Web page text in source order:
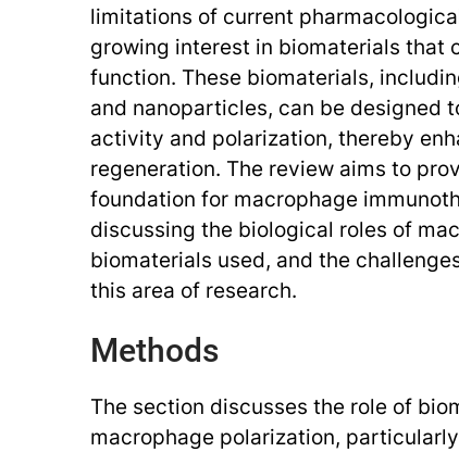
limitations of current
growing interest in biomaterials that
function. These biomaterials,
and nanoparticles, can be designed
activity and polarization, thereby
regeneration. The review aims to
foundation for macrophage
discussing the biological roles of
biomaterials used, and the
this area of research.
Methods
The section discusses the role of
macrophage polarization,